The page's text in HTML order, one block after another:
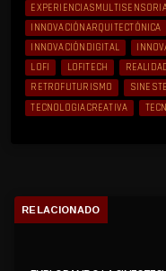
INNOVACIÓNARQUITECTÓNICA
INNOVACIÓNDIGITAL
LOFI
LOFITECH
RETROFUTURISMO
TECNOLOGIACREATIVA
RELACIONADO